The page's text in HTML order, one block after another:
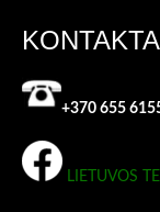
+370 655
LIETUVOS